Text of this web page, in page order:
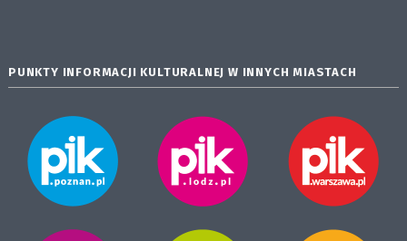
PUNKTY INFORMACJI KULTURALNEJ W INNYCH MIASTACH